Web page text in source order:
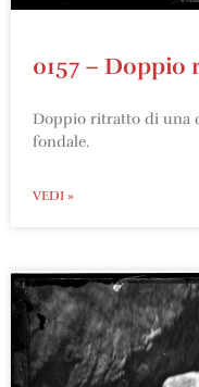
0157 –
Doppio ritratto di una
fondale.
VEDI »